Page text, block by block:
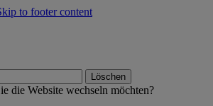
to footer content
Löschen
die Website wechseln möchten?